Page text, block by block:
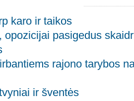
karo ir taikos
opozicijai pasigedus
rajono tarybos
ir šventės